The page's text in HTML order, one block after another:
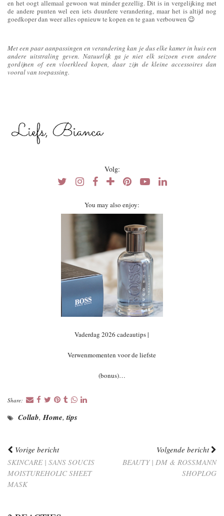
en het oogt allemaal gewoon wat minder gezellig. Dit is in vergelijking met
de andere punten wel een iets duurdere verandering, maar het is altijd nog
goedkoper dan weer alles opnieuw te kopen en te gaan verbouwen 😉
Met een paar aanpassingen en verandering kan je dus elke kamer in huis een
andere uitstraling geven. Natuurlijk ga je niet elk seizoen even andere
gordijnen of een vloerkleed kopen, daar zijn de kleine accessoires dan
vooral van toepassing.
Volg:
You may also enjoy:
Vaderdag 2026 cadeautips |
Verwenmomenten voor de liefste
(bonus)…
Share:
Collab, Home, tips
Vorige bericht
SKINCARE | SANS SOUCIS
MOISTUREHOLIC SHEET
MASK
Volgende bericht
BEAUTY | DM & ROSSMANN
SHOPLOG